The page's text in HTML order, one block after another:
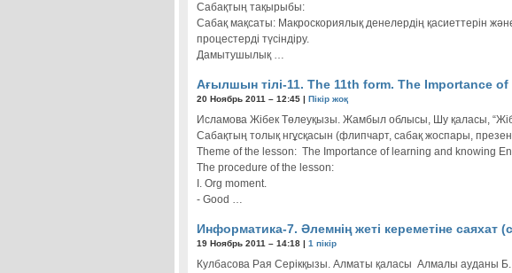
Сабақтың тақырыбы:
Сабақ мақсаты: Макроскориялық денелердің қасиеттерін
процестерді түсіндіру.
Дамытушылық …
Ағылшын тілі-11. The 11th form. The Importance
20 Ноябрь 2011 – 12:45 | Пікір жоқ
Исламова Жібек Төлеуқызы. Жамбыл облысы, Шу қаласы,
Сабақтың толық нгұсқасын (флипчарт, сабақ жоспары,
Theme of the lesson: The Importance of learning and knowing
The procedure of the lesson:
I. Org moment.
- Good …
Информатика-7. Әлемнің жеті кереметіне саяхат
19 Ноябрь 2011 – 14:18 | 1 пікір
Кулбасова Рая Серікқызы. Алматы қаласы Алмалы ауданы